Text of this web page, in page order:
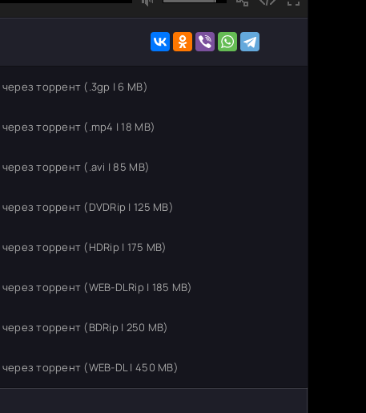
через торрент (.3gp | 6 MB)
через торрент (.mp4 | 18 MB)
через торрент (.avi | 85 MB)
через торрент (DVDRip | 125 MB)
через торрент (HDRip | 175 MB)
через торрент (WEB-DLRip | 185 MB)
через торрент (BDRip | 250 MB)
через торрент (WEB-DL | 450 MB)